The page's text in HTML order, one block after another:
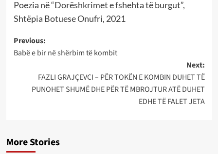
Poezia në “Dorëshkrimet e fshehta të burgut”,
Shtëpia Botuese Onufri, 2021
Post
navigation
Previous:
Babë e bir në shërbim të kombit
Next:
FAZLI GRAJÇEVCI – PËR TOKËN E KOMBIN DUHET TË
PUNOHET SHUMË DHE PËR TË MBROJTUR ATË DUHET
EDHE TË FALET JETA
More Stories